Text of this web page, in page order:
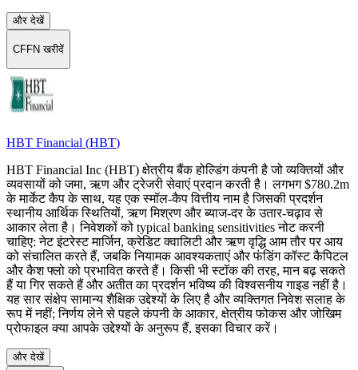
और देखें
CFFN खरीदें
HBT Financial (HBT)
HBT Financial Inc (HBT) क्षेत्रीय बैंक होल्डिंग कंपनी है जो व्यक्तियों और
व्यवसायों को जमा, ऋण और ट्रेजरी सेवाएं प्रदान करती है। लगभग $780.2m
के मार्केट कैप के साथ, यह एक स्मॉल-कैप वित्तीय नाम है जिसकी प्रदर्शन
स्थानीय आर्थिक स्थितियों, ऋण मिश्रण और ब्याज-दर के उतार-चढ़ाव से
आकार लेता है। निवेशकों को typical banking sensitivities नोट करनी
चाहिए: नेट इंटरेस्ट मार्जिन, क्रेडिट क्वालिटी और ऋण वृद्धि आम तौर पर आय
को संचालित करते हैं, जबकि नियामक आवश्यकताएं और फंडिंग कॉस्ट कैपिटल
और कैश फ्लो को प्रभावित करते हैं। किसी भी स्टॉक की तरह, मान बढ़ सकते
हैं या गिर सकते हैं और अतीत का प्रदर्शन भविष्य की विश्वसनीय गाइड नहीं है।
यह सार संक्षेप सामान्य शैक्षिक उद्देश्यों के लिए है और व्यक्तिगत निवेश सलाह के
रूप में नहीं; निर्णय लेने से पहले कंपनी के आकार, क्षेत्रीय फोकस और जोखिम
प्रोफाइल क्या आपके उद्देश्यों के अनुरूप हैं, इसका विचार करें।
और देखें